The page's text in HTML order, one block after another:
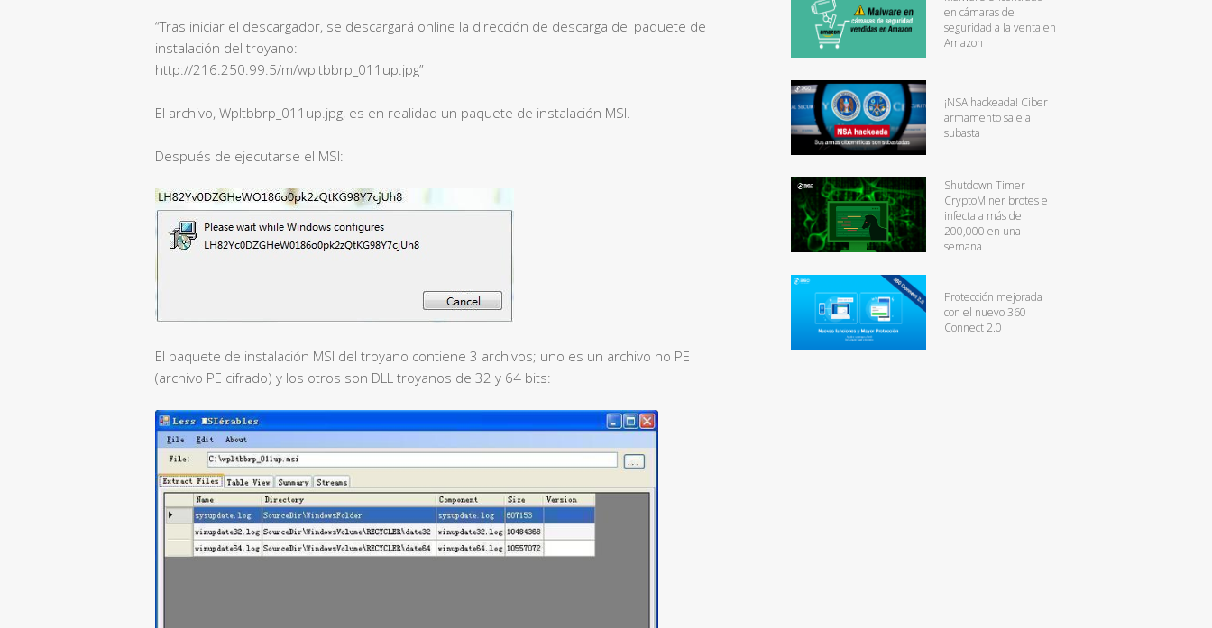
“Tras iniciar el descargador, se descargará online la dirección de descarga del paquete de
instalación del troyano:
http://216.250.99.5/m/wpltbbrp_011up.jpg”
El archivo, Wpltbbrp_011up.jpg, es en realidad un paquete de instalación MSI.
Después de ejecutarse el MSI:
El paquete de instalación MSI del troyano contiene 3 archivos; uno es un archivo no PE
(archivo PE cifrado) y los otros son DLL troyanos de 32 y 64 bits:
en cámaras de
seguridad a la venta en
Amazon
¡NSA hackeada! Ciber
armamento sale a
subasta
Shutdown Timer
CryptoMiner brotes e
infecta a más de
200,000 en una
semana
Protección mejorada
con el nuevo 360
Connect 2.0